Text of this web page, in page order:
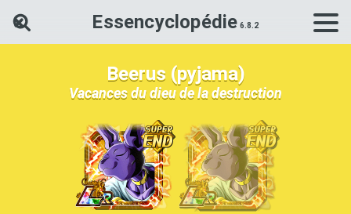
Essencyclopédie
Rechercher une carte Dokkan
Beerus (pyjama)
Vacances du dieu de la destruction